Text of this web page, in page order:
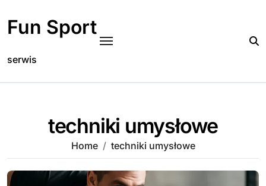
content
Fun Sport
serwis
techniki umysłowe
Home techniki umysłowe